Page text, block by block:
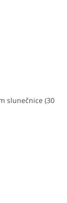
slunečnice (30